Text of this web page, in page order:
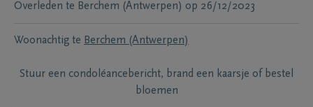
Overleden te Berchem (Antwerpen) op 26/12/2023
Woonachtig te Berchem (Antwerpen)
Stuur een condoléancebericht, brand een kaarsje of bestel
bloemen